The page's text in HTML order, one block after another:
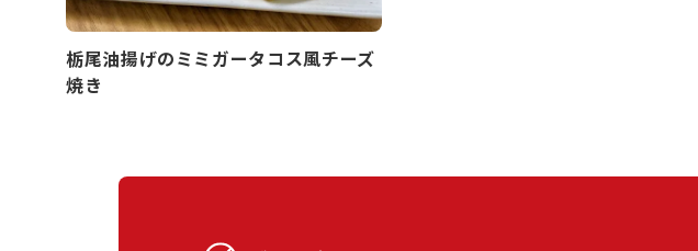
栃尾油揚げのミミガータコス風チーズ
焼き